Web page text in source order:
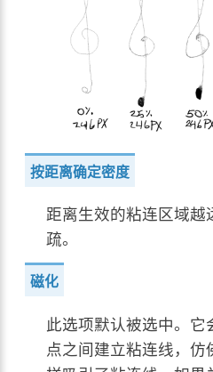
按距离确定密度
距离生效的粘连区域越
疏。
磁化
此选项默认被选中。
点之间建立粘连线，